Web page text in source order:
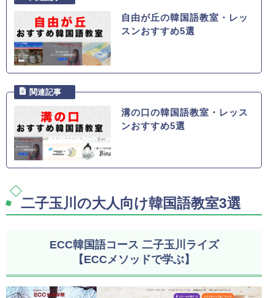
自由が丘の韓国語教室・レッ
スンおすすめ5選
溝の口の韓国語教室・レッス
ンおすすめ5選
二子玉川の大人向け韓国語教室3選
ECC韓国語コース 二子玉川ライズ
【ECCメソッドで学ぶ】